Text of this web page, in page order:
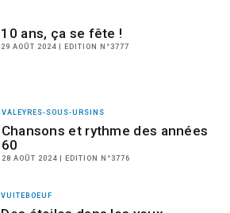
10 ans, ça se fête !
29 AOÛT 2024 | EDITION N°3777
VALEYRES-SOUS-URSINS
Chansons et rythme des années
60
28 AOÛT 2024 | EDITION N°3776
VUITEBOEUF